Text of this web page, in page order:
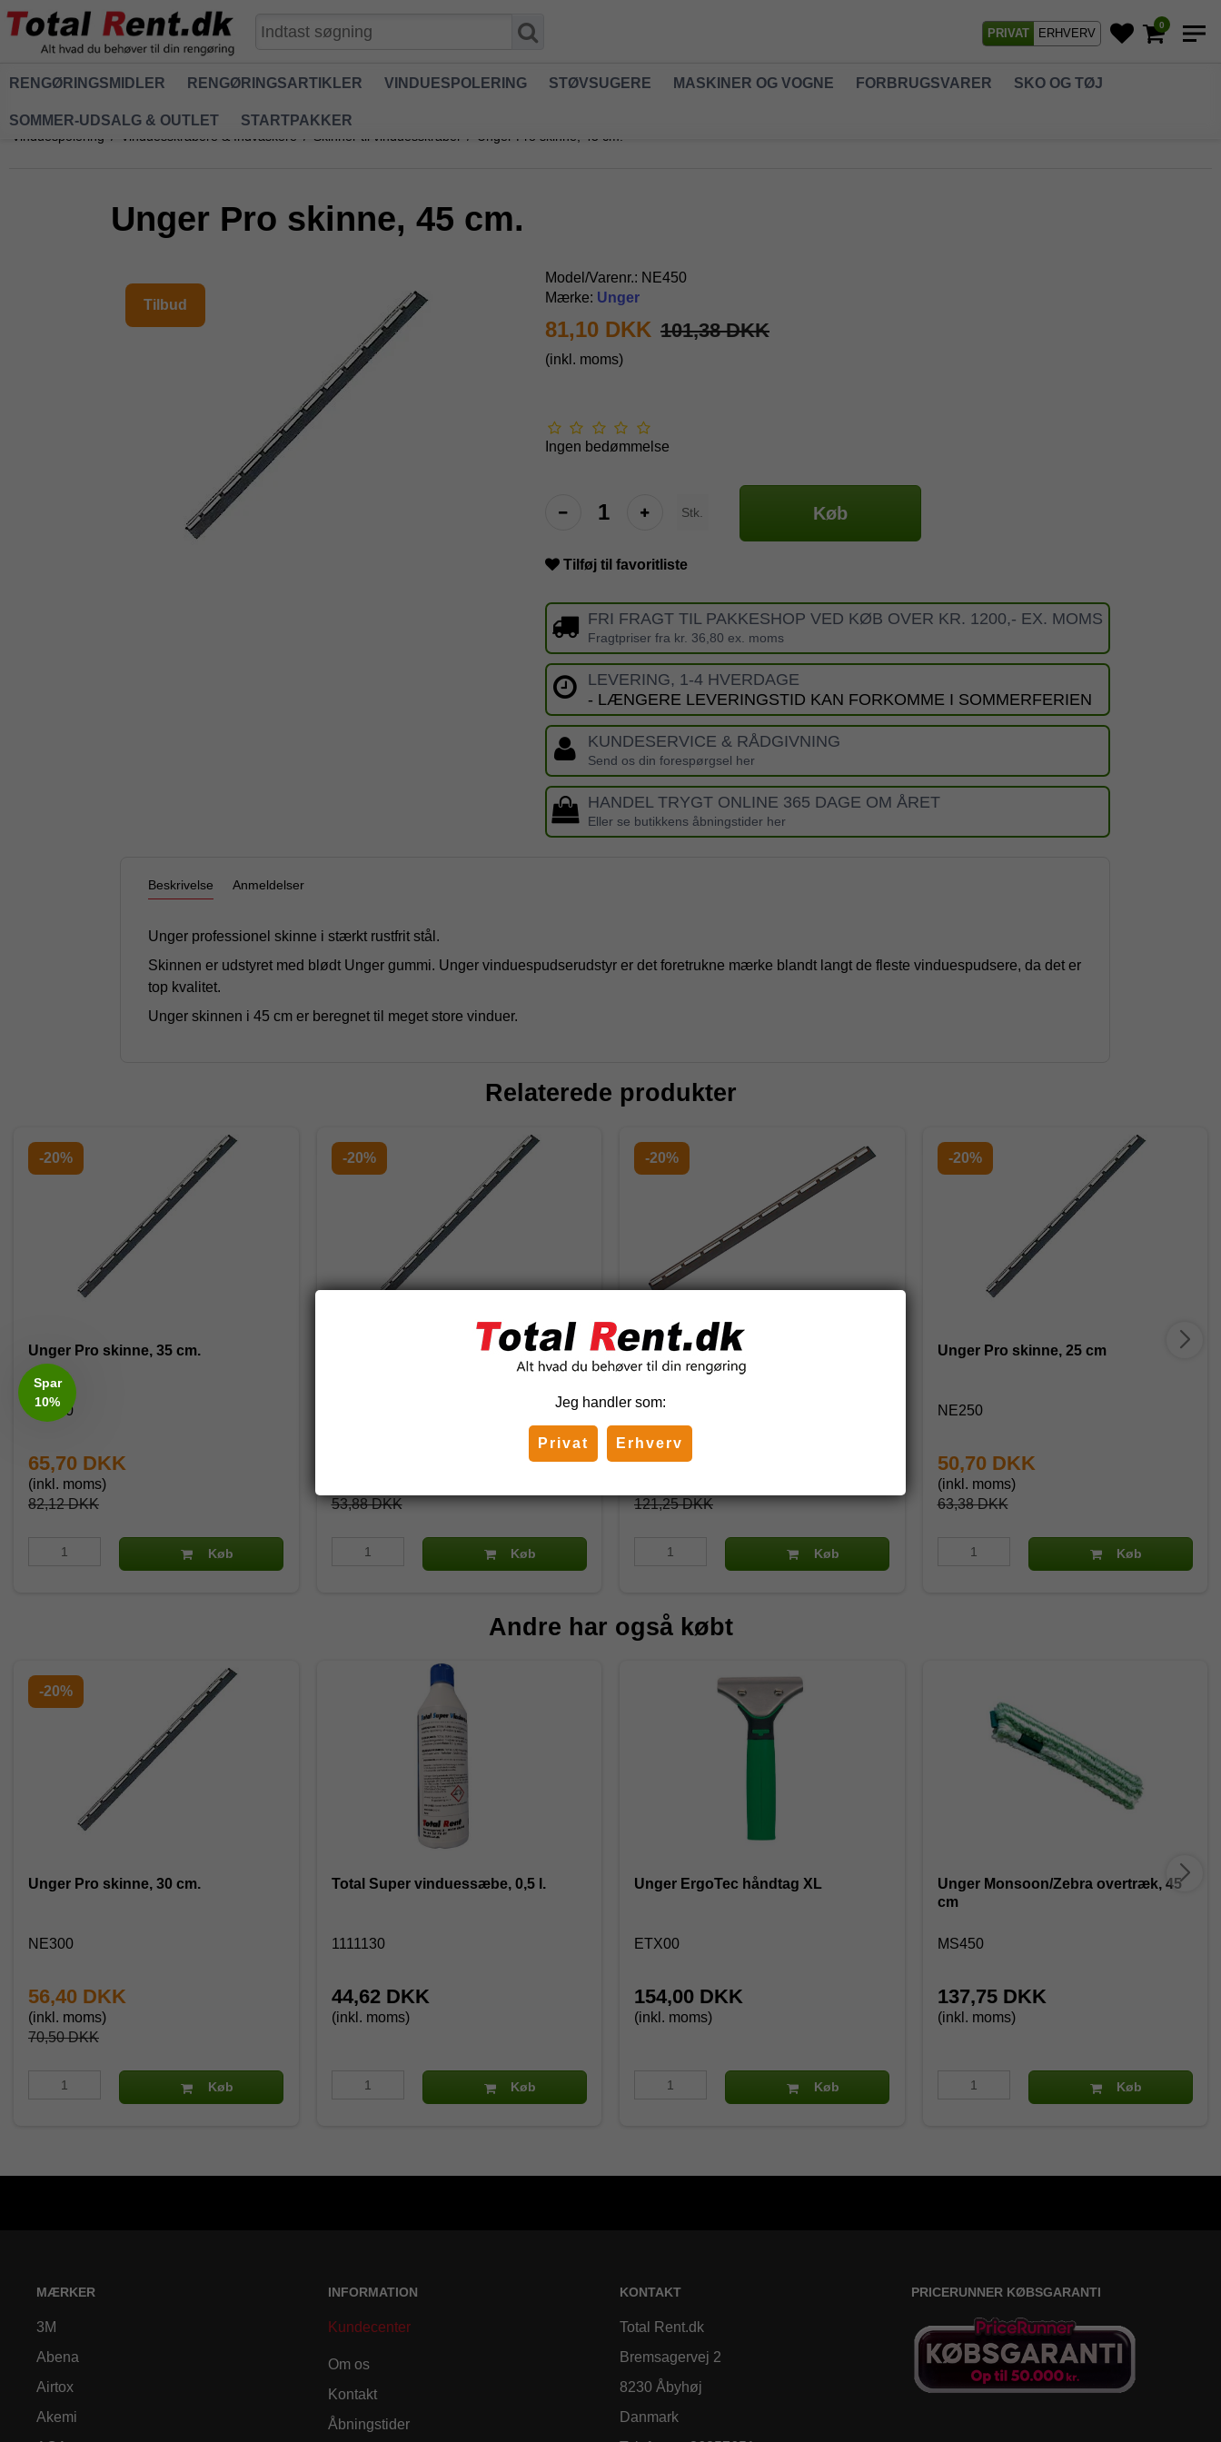
PRIVAT ERHVERV
0
RENGØRINGSMIDLER RENGØRINGSARTIKLER VINDUESPOLERING STØVSUGERE MASKINER OG VOGNE FORBRUGSVARER SKO OG TØJ
SOMMER-UDSALG & OUTLET STARTPAKKER
Vinduespolering / Vinduesskrabere & Indvaskere / Skinner til vinduesskraber / Unger Pro skinne, 45 cm.
Unger Pro skinne, 45 cm.
Tilbud
Model/Varenr.: NE450
Mærke: Unger
81,10 DKK 101,38 DKK
(inkl. moms)
Ingen bedømmelse
Stk. Køb
Tilføj til favoritliste
FRI FRAGT TIL PAKKESHOP VED KØB OVER KR. 1200,- EX. MOMS
Fragtpriser fra kr. 36,80 ex. moms
LEVERING, 1-4 HVERDAGE
- LÆNGERE LEVERINGSTID KAN FORKOMME I SOMMERFERIEN
KUNDESERVICE & RÅDGIVNING
Send os din forespørgsel her
HANDEL TRYGT ONLINE 365 DAGE OM ÅRET
Eller se butikkens åbningstider her
Beskrivelse Anmeldelser
Unger professionel skinne i stærkt rustfrit stål.
Skinnen er udstyret med blødt Unger gummi. Unger vinduespudserudstyr er det foretrukne mærke blandt langt de fleste vinduespudsere, da det er
top kvalitet.
Unger skinnen i 45 cm er beregnet til meget store vinduer.
Relaterede produkter
-20%
Unger Pro skinne, 35 cm.
NE350
82,12 DKK
65,70 DKK
(inkl. moms)
Køb
-20%
Unger Pro skinne, 15 cm
53,88 DKK
Køb
-20%
Unger Pro skinne, 55 cm.
NE550
121,25 DKK
97,00 DKK
Køb
-20%
Unger Pro skinne, 25 cm
NE250
63,38 DKK
50,70 DKK
(inkl. moms)
Køb
Andre har også købt
-20%
Unger Pro skinne, 30 cm.
NE300
70,50 DKK
56,40 DKK
(inkl. moms)
Køb
Total Super vinduessæbe, 0,5 l.
1111130
44,62 DKK
(inkl. moms)
Køb
Unger ErgoTec håndtag XL
ETX00
154,00 DKK
(inkl. moms)
Køb
Unger Monsoon/Zebra overtræk, 45
cm
MS450
137,75 DKK
(inkl. moms)
Køb
MÆRKER
3M
Abena
Airtox
Akemi
INFORMATION
Kundecenter
Om os
Kontakt
Åbningstider
KONTAKT
Total Rent.dk
Bremsagervej 2
8230 Åbyhøj
Danmark
PRICERUNNER KØBSGARANTI
Jeg handler som:
Privat Erhverv
Spar
10%